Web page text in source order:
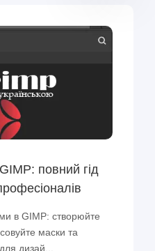
повний гід
в GIMP: створюйте
маски та
дизай...